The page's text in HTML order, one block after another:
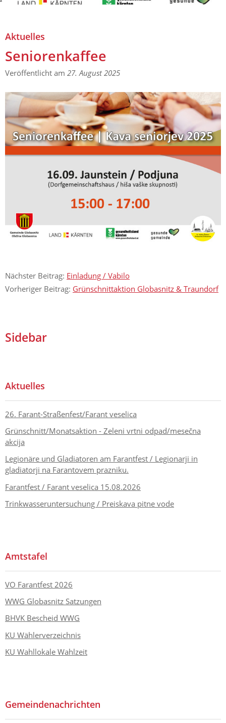
Aktuelles
Seniorenkaffee
Veröffentlicht am 27. August 2025
Nächster Beitrag: Einladung / Vabilo
Vorheriger Beitrag: Grünschnittaktion Globasnitz & Traundorf
Sidebar
Aktuelles
26. Farant-Straßenfest/Farant veselica
Grünschnitt/Monatsaktion - Zeleni vrtni odpad/mesečna
akcija
Legionäre und Gladiatoren am Farantfest / Legionarji in
gladiatorji na Farantovem prazniku.
Farantfest / Farant veselica 15.08.2026
Trinkwasseruntersuchung / Preiskava pitne vode
Amtstafel
VO Farantfest 2026
WWG Globasnitz Satzungen
BHVK Bescheid WWG
KU Wählerverzeichnis
KU Wahllokale Wahlzeit
Gemeindenachrichten